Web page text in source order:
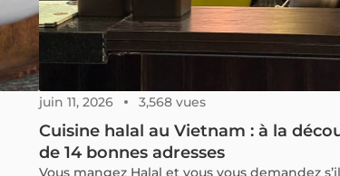
juin 11, 2026 3,568 vues
Cuisine halal au Vietnam : à la
de 14 bonnes adresses
Vous mangez Halal et vous vous demandez